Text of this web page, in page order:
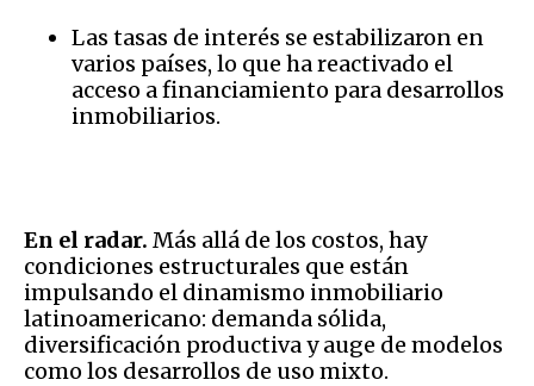
Las tasas de interés se estabilizaron en
varios países, lo que ha reactivado el
acceso a financiamiento para desarrollos
inmobiliarios.
En el radar. Más allá de los costos, hay
condiciones estructurales que están
impulsando el dinamismo inmobiliario
latinoamericano: demanda sólida,
diversificación productiva y auge de modelos
como los desarrollos de uso mixto.